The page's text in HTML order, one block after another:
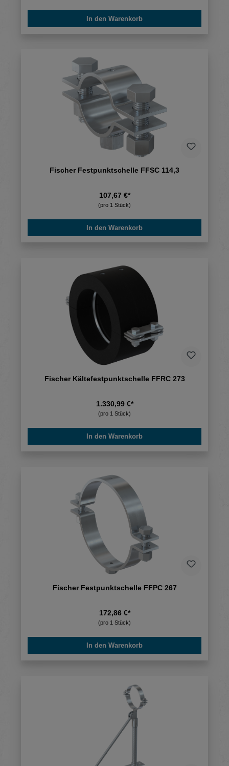
In den Warenkorb
Fischer Festpunktschelle FFSC 114,3
107,67 €*
(pro 1 Stück)
In den Warenkorb
Fischer Kältefestpunktschelle FFRC 273
1.330,99 €*
(pro 1 Stück)
In den Warenkorb
Fischer Festpunktschelle FFPC 267
172,86 €*
(pro 1 Stück)
In den Warenkorb